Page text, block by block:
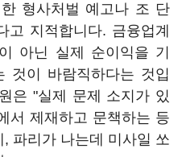
형사처벌 예고나 조 단
고 지적합니다. 금융업계
아닌 실제 순이익을 기
것이 바람직하다는 것입
은 "실제 문제 소지가 있
서 제재하고 문책하는 등
파리가 나는데 미사일 쏘